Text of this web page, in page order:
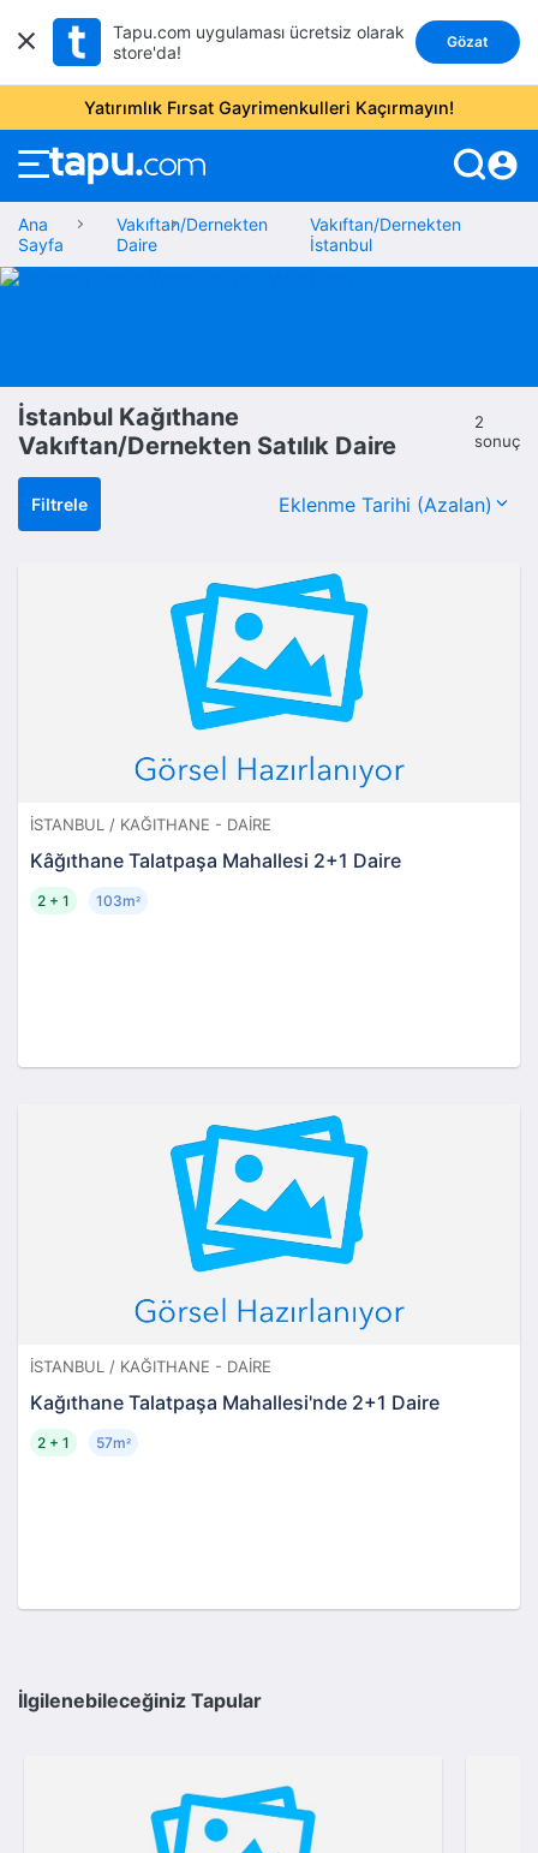
Tapu.com uygulaması ücretsiz olarak
store'da!
Gözat
Yatırımlık Fırsat Gayrimenkulleri Kaçırmayın!
account_circle
Ana
Sayfa
Vakıftan/Dernekten
Daire
Vakıftan/Dernekten
İstanbul
İstanbul Kağıthane
Vakıftan/Dernekten Satılık Daire
2
sonuç
Filtrele
İSTANBUL / KAĞITHANE - DAIRE
Kâğıthane Talatpaşa Mahallesi 2+1 Daire
2 + 1 103m²
İSTANBUL / KAĞITHANE - DAIRE
Kağıthane Talatpaşa Mahallesi'nde 2+1 Daire
2 + 1 57m²
İlgilenebileceğiniz Tapular